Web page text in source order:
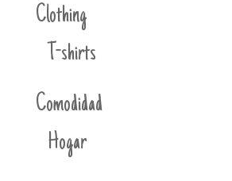
Clothing
T-shirts
Comodidad
Hogar